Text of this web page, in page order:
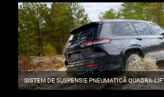
SISTEM
DE
SUSPENSIE
PNEUMATICĂ
QUADRA-
LIFT
®
DESCOPERĂ
MAI
MULTE
SISTEM DE SUSPENSIE PNEUMATICĂ QUADRA-